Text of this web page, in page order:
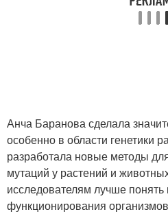
Анча Баранова сделала
особенно в области генетики
разработала новые методы
мутаций у растений и
исследователям лучше
функционирования